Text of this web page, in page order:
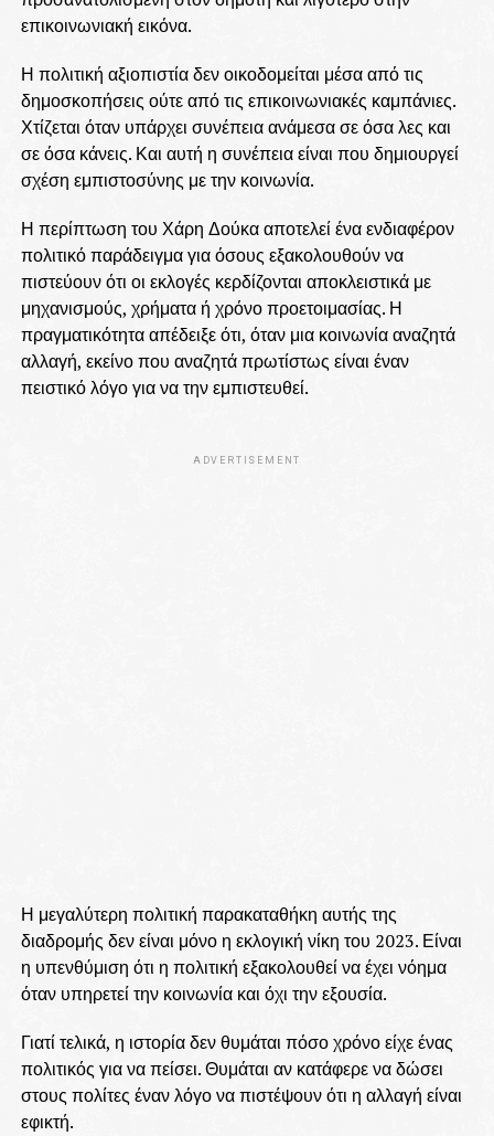
επικοινωνιακή εικόνα.
Η πολιτική αξιοπιστία δεν οικοδομείται μέσα από τις
δημοσκοπήσεις ούτε από τις επικοινωνιακές καμπάνιες.
Χτίζεται όταν υπάρχει συνέπεια ανάμεσα σε όσα λες και
σε όσα κάνεις. Και αυτή η συνέπεια είναι που δημιουργεί
σχέση εμπιστοσύνης με την κοινωνία.
Η περίπτωση του Χάρη Δούκα αποτελεί ένα ενδιαφέρον
πολιτικό παράδειγμα για όσους εξακολουθούν να
πιστεύουν ότι οι εκλογές κερδίζονται αποκλειστικά με
μηχανισμούς, χρήματα ή χρόνο προετοιμασίας. Η
πραγματικότητα απέδειξε ότι, όταν μια κοινωνία αναζητά
αλλαγή, εκείνο που αναζητά πρωτίστως είναι έναν
πειστικό λόγο για να την εμπιστευθεί.
ADVERTISEMENT
Η μεγαλύτερη πολιτική παρακαταθήκη αυτής της
διαδρομής δεν είναι μόνο η εκλογική νίκη του 2023. Είναι
η υπενθύμιση ότι η πολιτική εξακολουθεί να έχει νόημα
όταν υπηρετεί την κοινωνία και όχι την εξουσία.
Γιατί τελικά, η ιστορία δεν θυμάται πόσο χρόνο είχε ένας
πολιτικός για να πείσει. Θυμάται αν κατάφερε να δώσει
στους πολίτες έναν λόγο να πιστέψουν ότι η αλλαγή είναι
εφικτή.